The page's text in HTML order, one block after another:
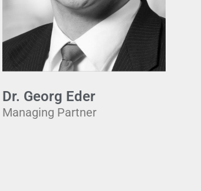
Dr. Georg Eder
Managing Partner